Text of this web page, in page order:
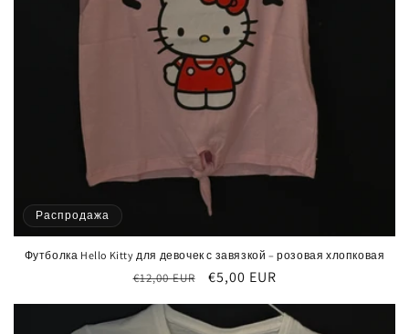
Распродажа
Футболка Hello Kitty для девочек с завязкой – розовая хлопковая
Обычная
€12,00 EUR
Цена
скидкой
€5,00 EUR